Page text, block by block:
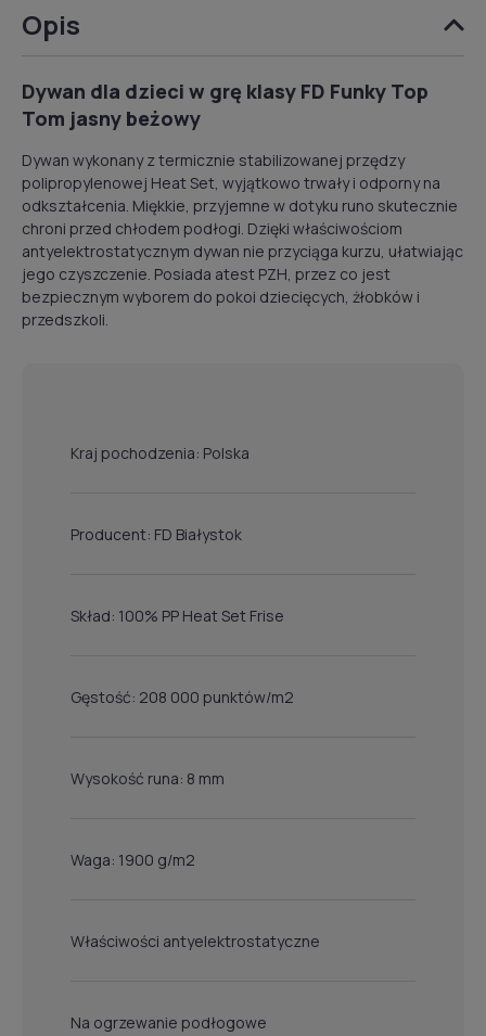
Opis
Dywan dla dzieci w grę klasy FD Funky Top
Tom jasny beżowy
Dywan wykonany z termicznie stabilizowanej przędzy
polipropylenowej Heat Set, wyjątkowo trwały i odporny na
odkształcenia. Miękkie, przyjemne w dotyku runo skutecznie
chroni przed chłodem podłogi. Dzięki właściwościom
antyelektrostatycznym dywan nie przyciąga kurzu, ułatwiając
jego czyszczenie. Posiada atest PZH, przez co jest
bezpiecznym wyborem do pokoi dziecięcych, żłobków i
przedszkoli.
Kraj pochodzenia: Polska
Producent: FD Białystok
Skład: 100% PP Heat Set Frise
Gęstość: 208 000 punktów/m2
Wysokość runa: 8 mm
Waga: 1900 g/m2
Właściwości antyelektrostatyczne
Na ogrzewanie podłogowe